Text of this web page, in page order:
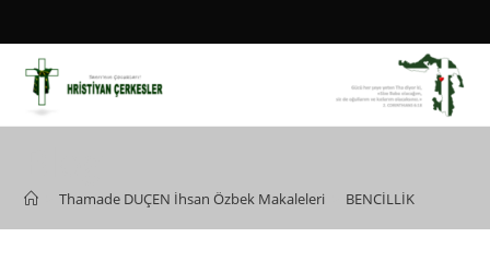
to
content
Thamade DUÇEN İhsan Özbek Makaleleri BENCİLLİK